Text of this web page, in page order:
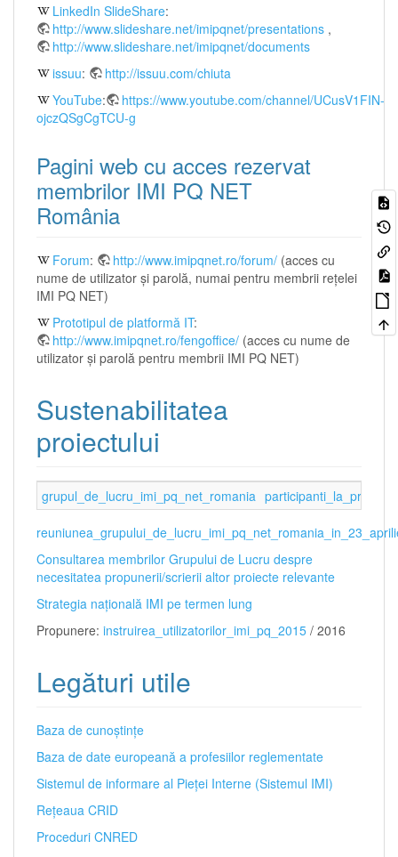
LinkedIn SlideShare:
http://www.slideshare.net/imipqnet/presentations ,
http://www.slideshare.net/imipqnet/documents
issuu:
http://issuu.com/chiuta
YouTube:
https://www.youtube.com/channel/UCusV1FIN-
ojczQSgCgTCU-g
Pagini web cu acces rezervat
membrilor IMI PQ NET
România
Forum: http://www.imipqnet.ro/forum/ (acces cu
nume de utilizator și parolă, numai pentru membrii rețelei
IMI PQ NET)
Prototipul de platformă IT:
http://www.imipqnet.ro/fengoffice/ (acces cu nume de
utilizator și parolă pentru membrii IMI PQ NET)
Sustenabilitatea
proiectului
grupul_de_lucru_imi_pq_net_romania
Consultarea membrilor Grupului de Lucru despre
necesitatea propunerii/scrierii altor proiecte relevante
Strategia naţională IMI pe termen lung
Propunere: instruirea_utilizatorilor_imi_pq_2015 / 2016
Legături utile
Baza de cunoștințe
Baza de date europeană a profesiilor reglementate
Sistemul de informare al Pieţei Interne (Sistemul IMI)
Reţeaua CRID
Proceduri CNRED